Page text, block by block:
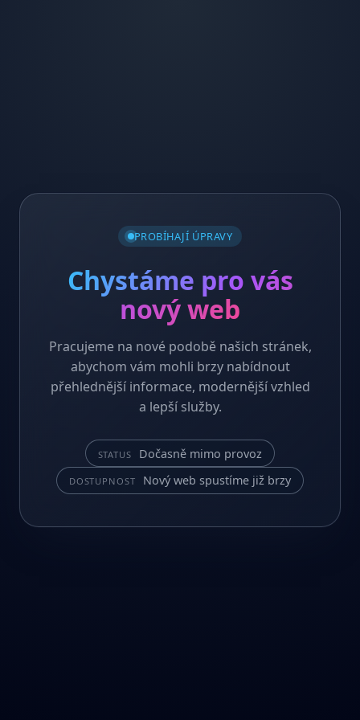
PROBÍHAJÍ ÚPRAVY
Chystáme pro vás
nový web
Pracujeme na nové podobě našich stránek,
abychom vám mohli brzy nabídnout
přehlednější informace, modernější vzhled
a lepší služby.
STATUS Dočasně mimo provoz
DOSTUPNOST Nový web spustíme již brzy